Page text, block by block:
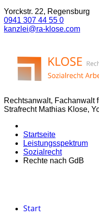
Yorckstr. 22, Regensburg
0941 307 44 55 0
kanzlei@ra-klose.com
Rechtsanwalt, Fachanwalt
Strafrecht Mathias Klose,
Startseite
Leistungsspektrum
Sozialrecht
Rechte nach GdB
Start